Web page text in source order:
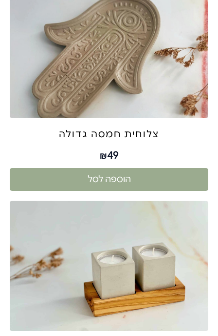
צלוחית חמסה גדולה
₪49
הוספה לסל